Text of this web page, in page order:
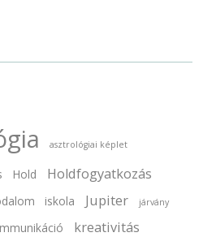
asztrológiai képlet
Hold
Holdfogyatkozás
iskola Jupiter járvány
kreativitás